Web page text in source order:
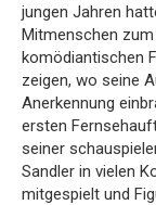
jungen Jahren
Mitmenschen zum
komödiantischen
zeigen, wo seine
Anerkennung
ersten
seiner
Sandler in vielen
mitgespielt und